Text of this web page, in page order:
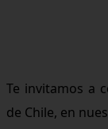
Te invitamos a
de Chile, en